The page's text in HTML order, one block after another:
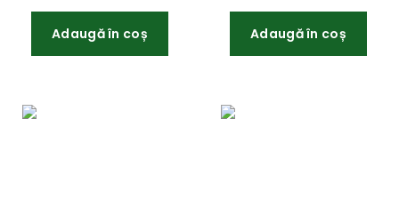
Adaugă în coș Adaugă în coș